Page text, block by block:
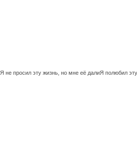
Я не просил эту жизнь, но мне её далиЯ полюбил